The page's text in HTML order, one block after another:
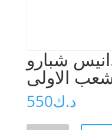
شبارو
الاولى
د.ك550